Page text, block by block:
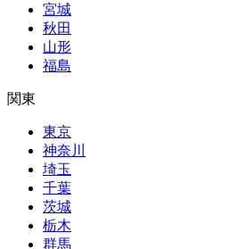
宮城
秋田
山形
福島
関東
東京
神奈川
埼玉
千葉
茨城
栃木
群馬